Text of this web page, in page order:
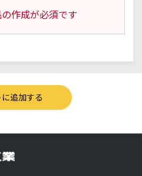
作成が必須です